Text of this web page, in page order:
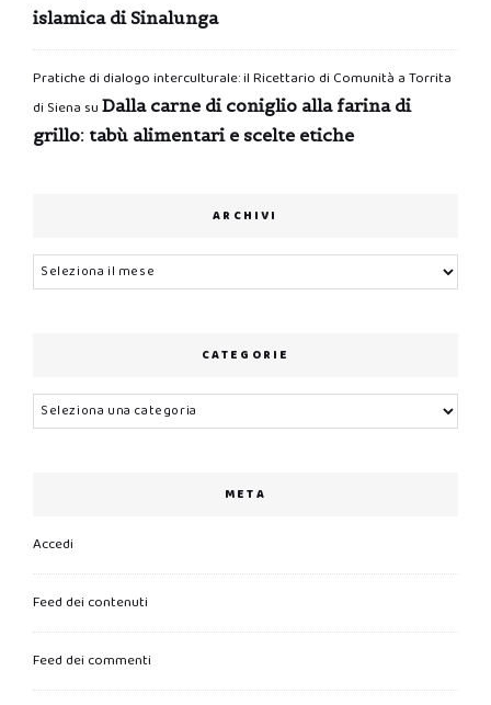
islamica di Sinalunga
Pratiche di dialogo interculturale: il Ricettario di Comunità a Torrita
di Siena su Dalla carne di coniglio alla farina di
grillo: tabù alimentari e scelte etiche
ARCHIVI
Archivi
CATEGORIE
Categorie
META
Accedi
Feed dei contenuti
Feed dei commenti